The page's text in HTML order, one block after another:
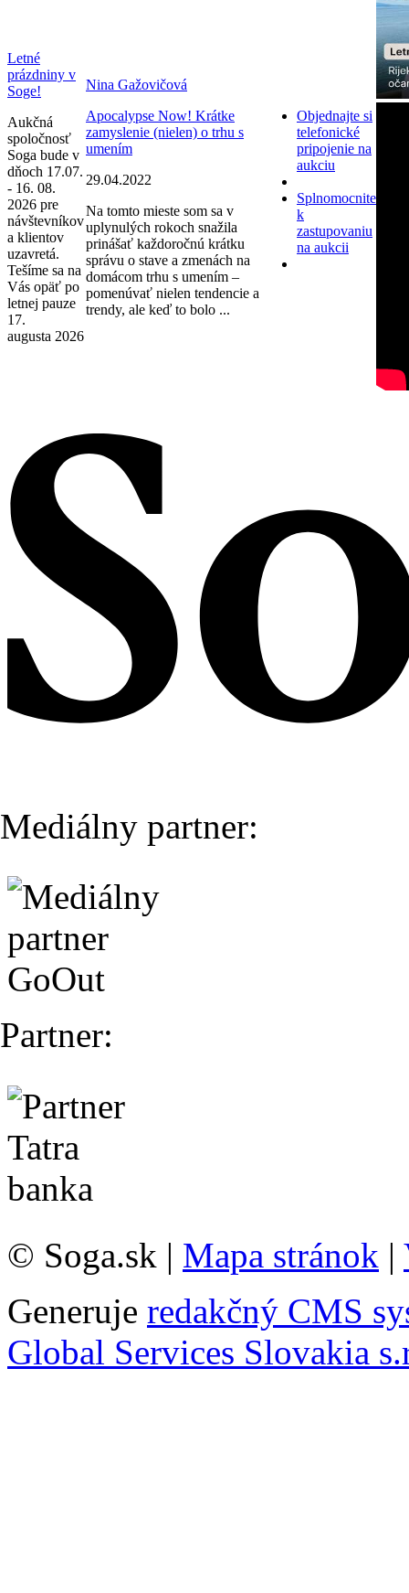
Letné
prázdniny v
Soge!
Aukčná
spoločnosť
Soga bude v
dňoch 17.07.
- 16. 08.
2026 pre
návštevníkov
a klientov
uzavretá.
Tešíme sa na
Vás opäť po
letnej pauze
17.
augusta 2026
Nina Gažovičová
Apocalypse Now! Krátke
zamyslenie (nielen) o trhu s
umením
29.04.2022
Na tomto mieste som sa v
uplynulých rokoch snažila
prinášať každoročnú krátku
správu o stave a zmenách na
domácom trhu s umením –
pomenúvať nielen tendencie a
trendy, ale keď to bolo ...
Objednajte si
telefonické
pripojenie na
aukciu
Splnomocnite
k
zastupovaniu
na aukcii
Mediálny partner:
Partner:
© Soga.sk | Mapa stránok |
Generuje redakčný CMS
Global Services Slovakia